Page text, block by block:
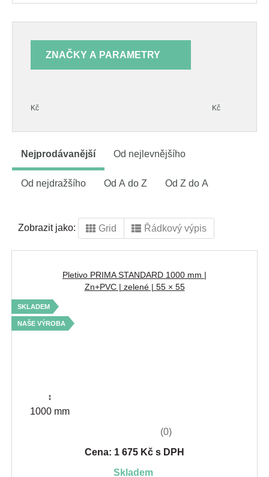
ZNAČKY A PARAMETRY
Kč Kč
Nejprodávanější Od nejlevnějšího
Od nejdražšího Od A do Z Od Z do A
Zobrazit jako: Grid Řádkový výpis
Pletivo PRIMA STANDARD 1000 mm |
Zn+PVC | zelené | 55 × 55
SKLADEM
NAŠE VÝROBA
↕
1000 mm
(0)
Cena: 1 675 Kč s DPH
skladem